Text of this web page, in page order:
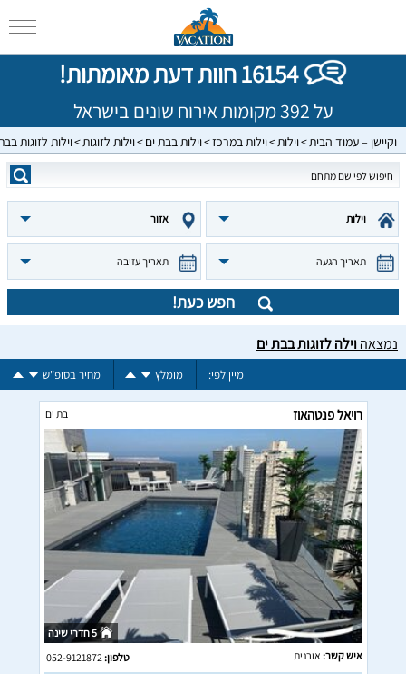
16154 חוות דעת מאומתות!
על 392 מקומות אירוח שונים בישראל
וקיישן – עמוד הבית וילות וילות במרכז וילות בבת ים וילות לזוגות וילות לזוגות
וילות אזור
תאריך הגעה תאריך עזיבה
חפש כעת!
נמצאהוילה לזוגות בבת ים
מיין לפי: מומלץ מחיר בסופ"ש
רויאל פנטהאוז בת ים
5 חדרי שינה
איש קשר: אורנית טלפון: